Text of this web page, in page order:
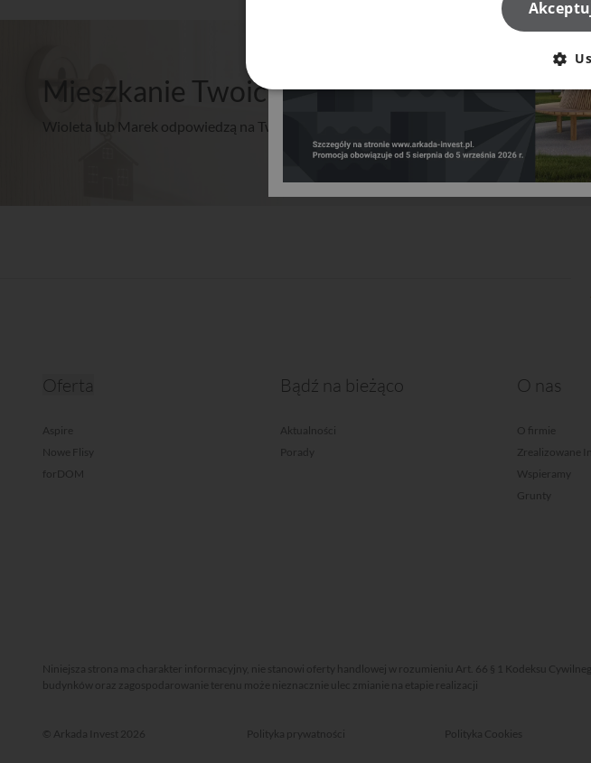
Mieszkanie Twoich marzeń? Napisz do nas!
Wioleta lub Marek odpowiedzą na Twoje pytania
Oferta
Aspire
Nowe Flisy
forDOM
Bądź na bieżąco
Aktualności
Porady
O nas
O firmie
Zrealizowane
Wspieramy
Grunty
Niniejsza strona ma charakter informacyjny, nie stanowi oferty handlowej w rozumieniu Art. 66 § 1 Kodeksu
budynków oraz zagospodarowanie terenu może nieznacznie ulec zmianie na etapie realizacji
© Arkada Invest 2026 Polityka prywatności Polityka Cookies